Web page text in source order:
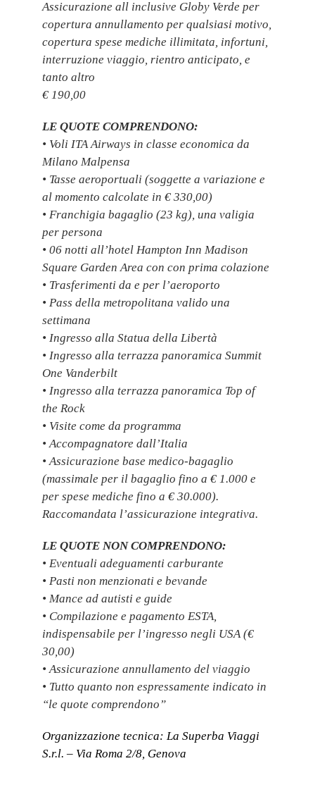
Assicurazione all inclusive Globy Verde per
copertura annullamento per qualsiasi motivo,
copertura spese mediche illimitata, infortuni,
interruzione viaggio, rientro anticipato, e
tanto altro
€ 190,00
LE QUOTE COMPRENDONO:
• Voli ITA Airways in classe economica da
Milano Malpensa
• Tasse aeroportuali (soggette a variazione e
al momento calcolate in € 330,00)
• Franchigia bagaglio (23 kg), una valigia
per persona
• 06 notti all’hotel Hampton Inn Madison
Square Garden Area con con prima colazione
• Trasferimenti da e per l’aeroporto
• Pass della metropolitana valido una
settimana
• Ingresso alla Statua della Libertà
• Ingresso alla terrazza panoramica Summit
One Vanderbilt
• Ingresso alla terrazza panoramica Top of
the Rock
• Visite come da programma
• Accompagnatore dall’Italia
• Assicurazione base medico-bagaglio
(massimale per il bagaglio fino a € 1.000 e
per spese mediche fino a € 30.000).
Raccomandata l’assicurazione integrativa.
LE QUOTE NON COMPRENDONO:
• Eventuali adeguamenti carburante
• Pasti non menzionati e bevande
• Mance ad autisti e guide
• Compilazione e pagamento ESTA,
indispensabile per l’ingresso negli USA (€
30,00)
• Assicurazione annullamento del viaggio
• Tutto quanto non espressamente indicato in
“le quote comprendono”
Organizzazione tecnica: La Superba Viaggi
S.r.l. – Via Roma 2/8, Genova